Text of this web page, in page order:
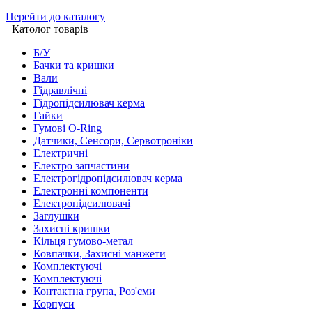
Перейти до каталогу
Католог товарів
Б/У
Бачки та кришки
Вали
Гідравлічні
Гідропідсилювач керма
Гайки
Гумові O-Ring
Датчики, Сенсори, Сервотроніки
Електричні
Електро запчастини
Електрогідропідсилювач керма
Електронні компоненти
Електропідсилювачі
Заглушки
Захисні кришки
Кільця гумово-метал
Ковпачки, Захисні манжети
Комплектуючі
Комплектуючі
Контактна група, Роз'єми
Корпуси